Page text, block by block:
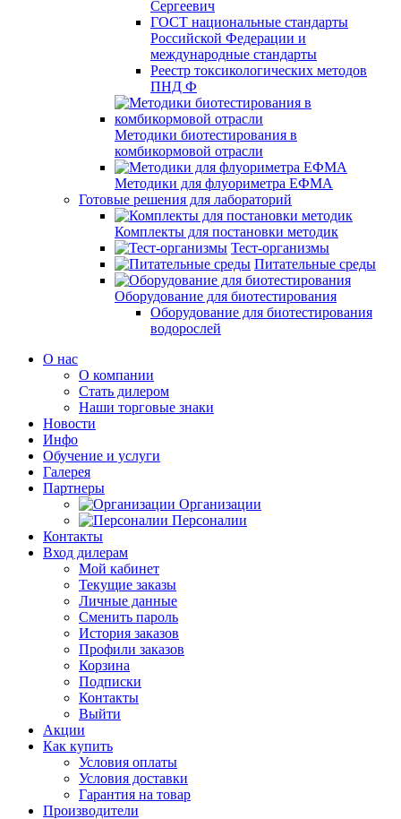
Сергеевич
ГОСТ национальные стандарты
Российской Федерации и
международные стандарты
Реестр токсикологических методов
ПНД Ф
Методики биотестирования в
комбикормовой отрасли
Методики для флуориметра ЕФМА
Готовые решения для лабораторий
Комплекты для постановки методик
Тест-организмы
Питательные среды
Оборудование для биотестирования
Оборудование для биотестирования
водорослей
О нас
О компании
Стать дилером
Наши торговые знаки
Новости
Инфо
Обучение и услуги
Галерея
Партнеры
Организации
Персоналии
Контакты
Вход дилерам
Мой кабинет
Текущие заказы
Личные данные
Сменить пароль
История заказов
Профили заказов
Корзина
Подписки
Контакты
Выйти
Акции
Как купить
Условия оплаты
Условия доставки
Гарантия на товар
Производители